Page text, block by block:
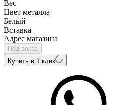
Вес
Цвет металла
Белый
Вcтавка
Адрес магазина
Под заказ
Купить в 1 клик